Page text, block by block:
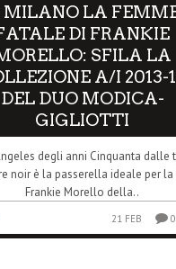
MILANO LA
DI FRANKIE
SFILA LA
A/I 2013-
DEL DUO MODICA-
GIGLIOTTI
degli anni Cinquanta dalle
noir è la passerella ideale per la
Frankie Morello della..
21 FEB 0